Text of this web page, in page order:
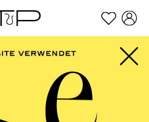
Zum Footer springen